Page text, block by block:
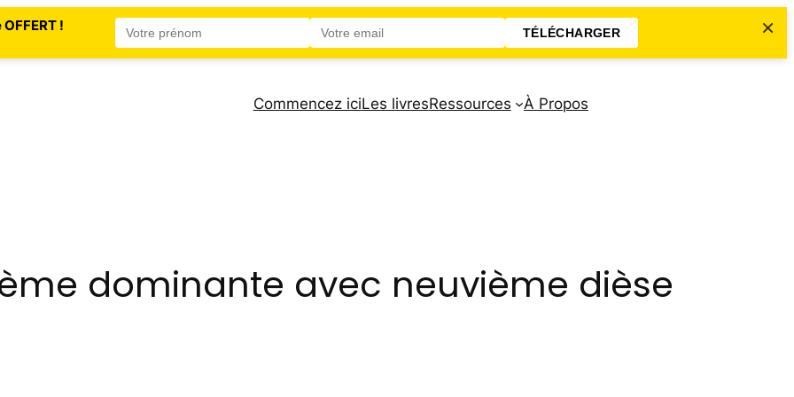
! TÉLÉCHARGER ×
Commencez iciLes livresRessources À Propos
dominante avec neuvième dièse